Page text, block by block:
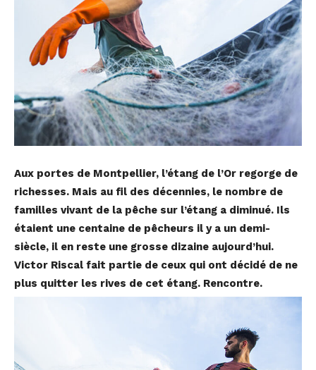
Aux portes de Montpellier, l’étang de l’Or regorge de
richesses. Mais au fil des décennies, le nombre de
familles vivant de la pêche sur l’étang a diminué. Ils
étaient une centaine de pêcheurs il y a un demi-
siècle, il en reste une grosse dizaine aujourd’hui.
Victor Riscal fait partie de ceux qui ont décidé de ne
plus quitter les rives de cet étang. Rencontre.